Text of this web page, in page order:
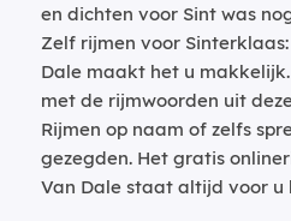
en dichten voor Sint was
Zelf rijmen voor
Dale maakt het u
met de rijmwoorden uit
Rijmen op naam of zelfs
gezegden. Het gratis
Van Dale staat altijd voor u